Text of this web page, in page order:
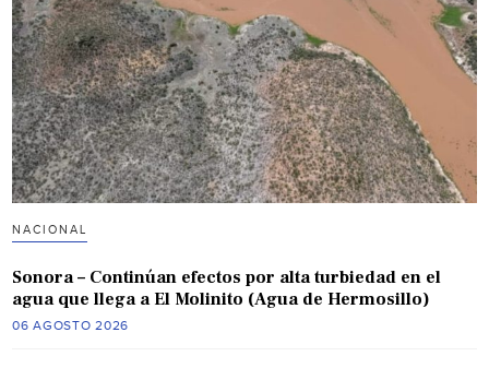
NACIONAL
Sonora – Continúan efectos por alta turbiedad en el
agua que llega a El Molinito (Agua de Hermosillo)
06 AGOSTO 2026